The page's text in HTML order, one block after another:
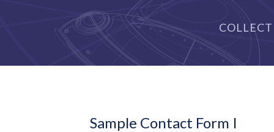
Sample Contact Form I